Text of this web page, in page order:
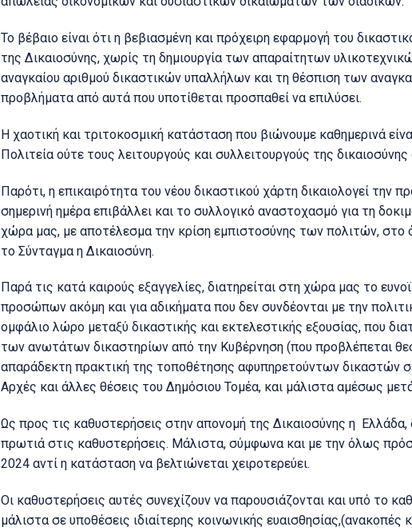
Το βέβαιο είναι ότι η βεβιασμένη και πρόχειρη εφαρμογή του
της Δικαιοσύνης, χωρίς τη δημιουργία των απαραίτητων
αναγκαίου αριθμού δικαστικών υπαλλήλων και τη θέσπιση των
προβλήματα από αυτά που υποτίθεται προσπαθεί να επιλύσει.
Η χαοτική και τριτοκοσμική κατάσταση που βιώνουμε καθημερινά
Πολιτεία ούτε τους λειτουργούς και συλλειτουργούς της
Παρότι, η επικαιρότητα του νέου δικαστικού χάρτη δικαιολογεί την
σημερινή ημέρα επιβάλλει και το συλλογικό αναστοχασμό για τη
χώρα μας, με αποτέλεσμα την κρίση εμπιστοσύνης των πολιτών,
το Σύνταγμα η Δικαιοσύνη.
Παρά τις κατά καιρούς εξαγγελίες, διατηρείται στη χώρα μας το
προσώπων ακόμη και για αδικήματα που δεν συνδέονται με την
ομφάλιο λώρο μεταξύ δικαστικής και εκτελεστικής εξουσίας, που
των ανωτάτων δικαστηρίων από την Κυβέρνηση (που προβλέπεται
απαράδεκτη πρακτική της τοποθέτησης αφυπηρετούντων δικαστών
Αρχές και άλλες θέσεις του Δημόσιου Τομέα, και μάλιστα αμέσως
Ως προς τις καθυστερήσεις στην απονομή της Δικαιοσύνης η
πρωτιά στις καθυστερήσεις. Μάλιστα, σύμφωνα και με την όλως
2024 αντί η κατάσταση να βελτιώνεται χειροτερεύει.
Οι καθυστερήσεις αυτές συνεχίζουν να παρουσιάζονται και υπό το
μάλιστα σε υποθέσεις ιδιαίτερης κοινωνικής